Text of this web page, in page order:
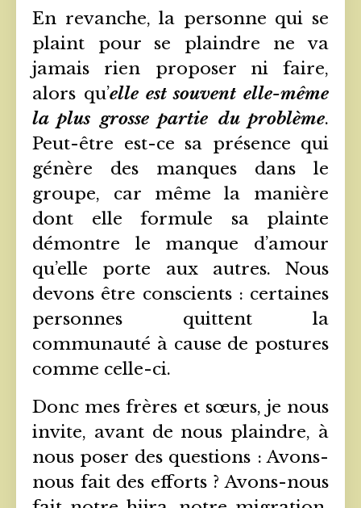
En revanche, la personne qui se
plaint pour se plaindre ne va
jamais rien proposer ni faire,
alors qu’elle est souvent elle-même
la plus grosse partie du problème.
Peut-être est-ce sa présence qui
génère des manques dans le
groupe, car même la manière
dont elle formule sa plainte
démontre le manque d’amour
qu’elle porte aux autres. Nous
devons être conscients : certaines
personnes quittent la
communauté à cause de postures
comme celle-ci.
Donc mes frères et sœurs, je nous
invite, avant de nous plaindre, à
nous poser des questions : Avons-
nous fait des efforts ? Avons-nous